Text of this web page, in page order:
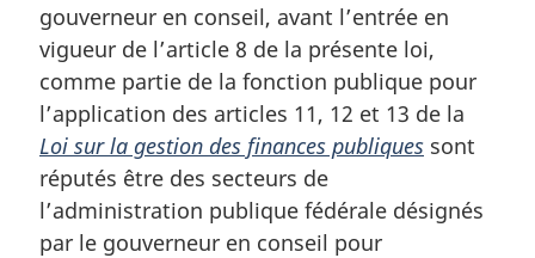
gouverneur en conseil, avant l’entrée en
vigueur de l’article 8 de la présente loi,
comme partie de la fonction publique pour
l’application des articles 11, 12 et 13 de la
Loi sur la gestion des finances publiques sont
réputés être des secteurs de
l’administration publique fédérale désignés
par le gouverneur en conseil pour